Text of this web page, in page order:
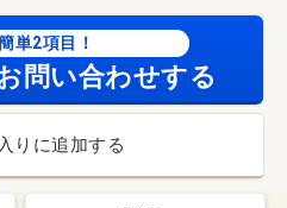
単2項目！
問い合わせする
りに追加する